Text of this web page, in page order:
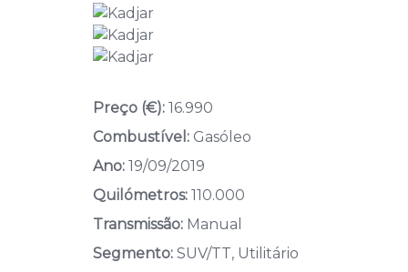
Preço (€): 16.990
Combustível: Gasóleo
Ano: 19/09/2019
Quilómetros: 110.000
Transmissão: Manual
Segmento: SUV/TT, Utilitário